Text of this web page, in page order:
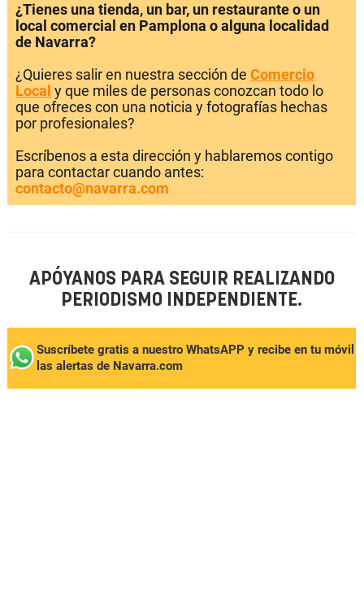
¿Tienes una tienda, un bar, un restaurante o un
local comercial en Pamplona o alguna localidad
de Navarra?
¿Quieres salir en nuestra sección de Comercio
Local y que miles de personas conozcan todo lo
que ofreces con una noticia y fotografías hechas
por profesionales?
Escríbenos a esta dirección y hablaremos contigo
para contactar cuando antes:
contacto@navarra.com
APÓYANOS PARA SEGUIR REALIZANDO
PERIODISMO INDEPENDIENTE.
Suscríbete gratis a nuestro WhatsAPP y recibe en tu móvil
las alertas de Navarra.com